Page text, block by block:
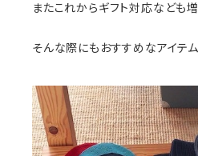
またこれからギフト対応なども
そんな際にもおすすめなアイテム